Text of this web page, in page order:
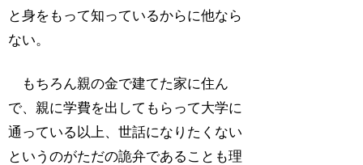
と身をもって知っているからに他なら
ない。
もちろん親の金で建てた家に住ん
で、親に学費を出してもらって大学に
通っている以上、世話になりたくない
というのがただの詭弁であることも理